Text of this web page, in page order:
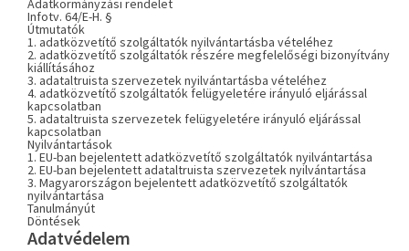
Adatkormányzási rendelet
Infotv. 64/E-H. §
Útmutatók
1. adatközvetítő szolgáltatók nyilvántartásba vételéhez
2. adatközvetítő szolgáltatók részére megfelelőségi bizonyítvány
kiállításához
3. adataltruista szervezetek nyilvántartásba vételéhez
4. adatközvetítő szolgáltatók felügyeletére irányuló eljárással
kapcsolatban
5. adataltruista szervezetek felügyeletére irányuló eljárással
kapcsolatban
Nyilvántartások
1. EU-ban bejelentett adatközvetítő szolgáltatók nyilvántartása
2. EU-ban bejelentett adataltruista szervezetek nyilvántartása
3. Magyarországon bejelentett adatközvetítő szolgáltatók
nyilvántartása
Tanulmányút
Döntések
Adatvédelem